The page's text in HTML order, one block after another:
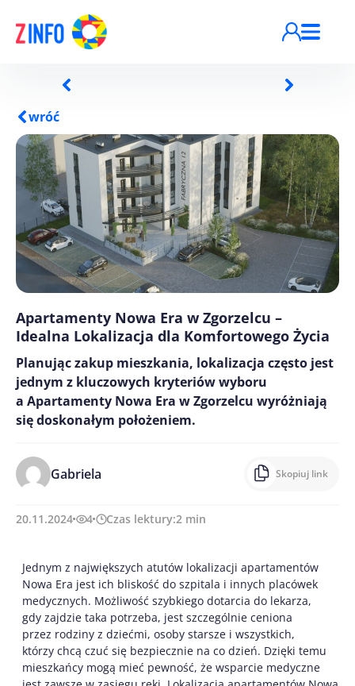
wróć
Apartamenty Nowa Era w Zgorzelcu –
Idealna Lokalizacja dla Komfortowego Życia
Planując zakup mieszkania, lokalizacja często jest
jednym z kluczowych kryteriów wyboru
a Apartamenty Nowa Era w Zgorzelcu wyróżniają
się doskonałym położeniem.
Gabriela Skopiuj link
20.11.2024 4 Czas lektury:2 min
Jednym z największych atutów lokalizacji apartamentów
Nowa Era jest ich bliskość do szpitala i innych placówek
medycznych. Możliwość szybkiego dotarcia do lekarza,
gdy zajdzie taka potrzeba, jest szczególnie ceniona
przez rodziny z dziećmi, osoby starsze i wszystkich,
którzy chcą czuć się bezpiecznie na co dzień. Dzięki temu
mieszkańcy mogą mieć pewność, że wsparcie medyczne